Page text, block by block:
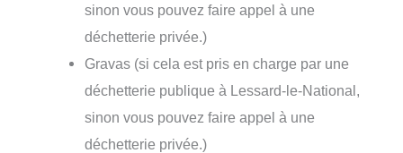
sinon vous pouvez faire appel à une
déchetterie privée.)
Gravas (si cela est pris en charge par une
déchetterie publique à Lessard-le-National,
sinon vous pouvez faire appel à une
déchetterie privée.)